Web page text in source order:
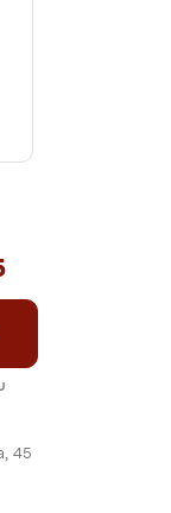
45